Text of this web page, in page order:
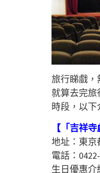
旅行睇戲
就算去完
時段，以
【「吉祥寺
地址：東京
電話：
生日優惠介